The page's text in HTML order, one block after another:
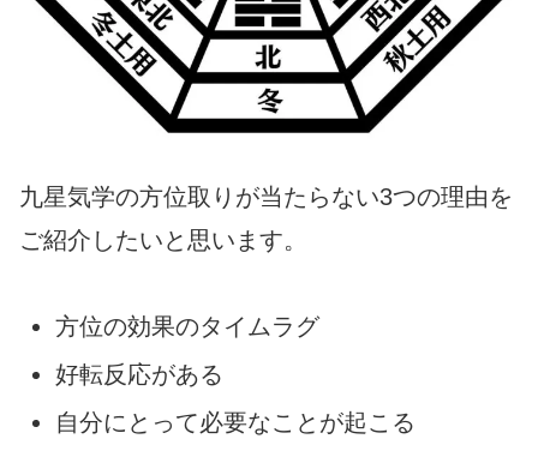
九星気学の方位取りが当たらない3つの理由を
ご紹介したいと思います。
方位の効果のタイムラグ
好転反応がある
自分にとって必要なことが起こる